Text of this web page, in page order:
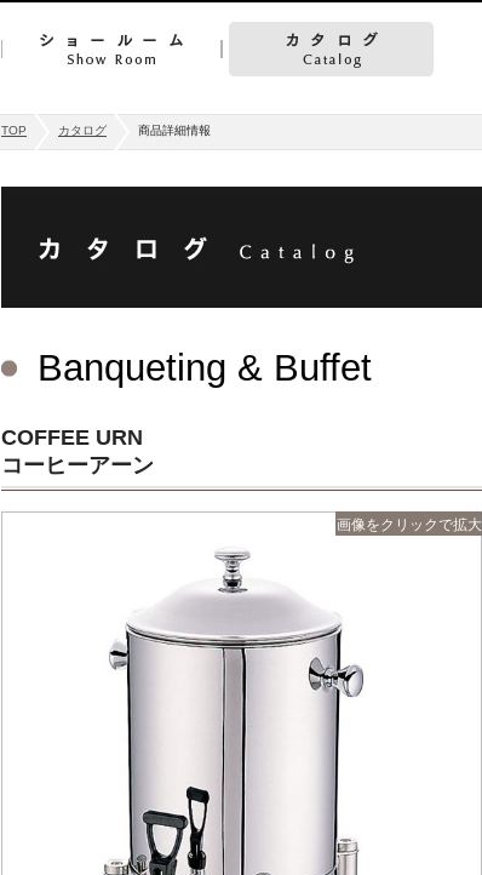
TOP カタログ 商品詳細情報
Banqueting & Buffet
COFFEE URN
コーヒーアーン
画像をクリックで拡大